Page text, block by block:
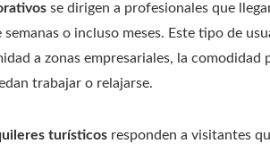
se dirigen a profesionales que
semanas o incluso meses. Este tipo de
a zonas empresariales, la comodidad
trabajar o relajarse.
turísticos responden a visitantes